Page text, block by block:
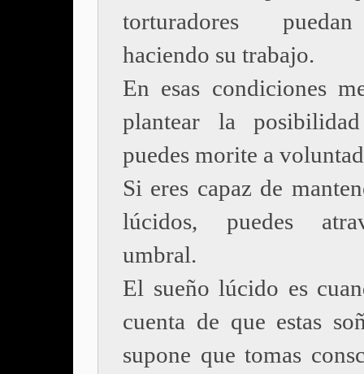
torturadores
haciendo su trabajo.
En esas condiciones
plantear la
puedes morite a
Si eres capaz de
lúcidos, puedes
umbral.
El sueño lúcido es
cuenta de que estas
supone que tomas